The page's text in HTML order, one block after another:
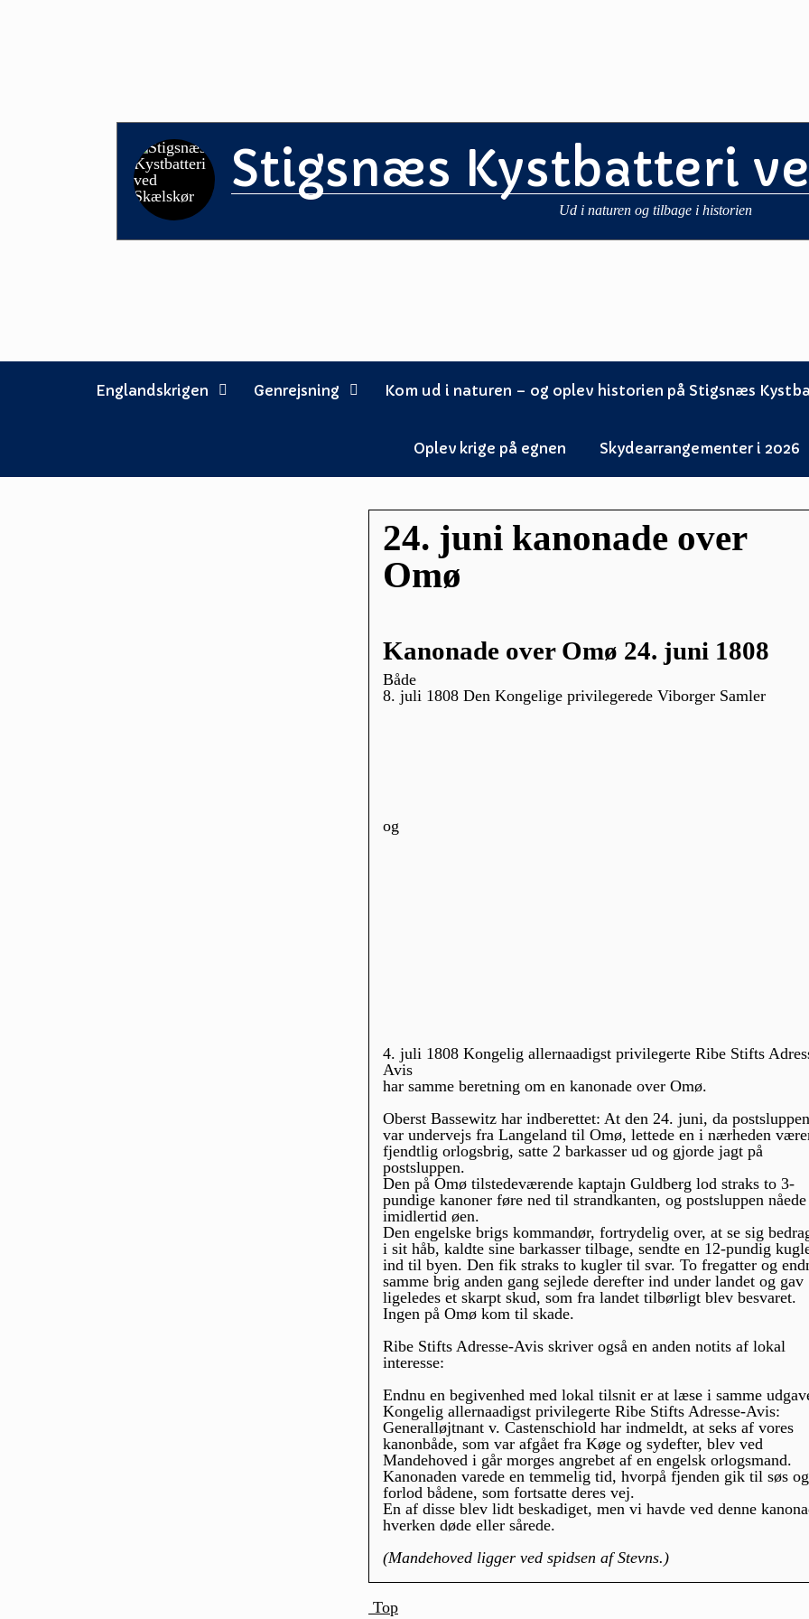
Stigsnæs Kystbatteri
Ud i naturen og tilbage i historien
Englandskrigen Genrejsning Kom ud i naturen – og oplev historien på Stigsnæs
Oplev krige på egnen Skydearrangementer i 2026
24. juni kanonade over
Omø
Kanonade over Omø 24. juni 1808
Både
8. juli 1808 Den Kongelige privilegerede Viborger Samler
og
4. juli 1808 Kongelig allernaadigst privilegerte Ribe Stifts
Avis
har samme beretning om en kanonade over Omø.
Oberst Bassewitz har indberettet: At den 24. juni, da postsluppen
var undervejs fra Langeland til Omø, lettede en i nærheden
fjendtlig orlogsbrig, satte 2 barkasser ud og gjorde jagt på
postsluppen.
Den på Omø tilstedeværende kaptajn Guldberg lod straks to 3-
pundige kanoner føre ned til strandkanten, og postsluppen nåede
imidlertid øen.
Den engelske brigs kommandør, fortrydelig over, at se sig
i sit håb, kaldte sine barkasser tilbage, sendte en 12-pundig
ind til byen. Den fik straks to kugler til svar. To fregatter og
samme brig anden gang sejlede derefter ind under landet og gav
ligeledes et skarpt skud, som fra landet tilbørligt blev besvaret.
Ingen på Omø kom til skade.
Ribe Stifts Adresse-Avis skriver også en anden notits af lokal
interesse:
Endnu en begivenhed med lokal tilsnit er at læse i samme
Kongelig allernaadigst privilegerte Ribe Stifts Adresse-Avis:
Generalløjtnant v. Castenschiold har indmeldt, at seks af vores
kanonbåde, som var afgået fra Køge og sydefter, blev ved
Mandehoved i går morges angrebet af en engelsk orlogsmand.
Kanonaden varede en temmelig tid, hvorpå fjenden gik til søs og
forlod bådene, som fortsatte deres vej.
En af disse blev lidt beskadiget, men vi havde ved denne
hverken døde eller sårede.
(Mandehoved ligger ved spidsen af Stevns.)
Top